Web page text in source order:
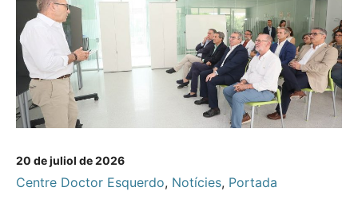
20 de juliol de 2026
Centre Doctor Esquerdo, Notícies, Portada